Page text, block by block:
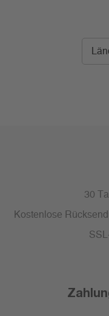
30
Kostenlose